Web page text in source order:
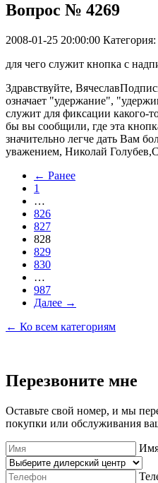
Вопрос № 4269
2008-01-25 20:00:00
для чего служит кнопка с
Здравствуйте,
означает "удержание",
служит для фиксации какого-
бы вы сообщили, где эта
значительно легче дать Вам
уважением, Николай
← Ранее
1
…
826
827
828
829
830
…
987
Далее →
← Ко всем категориям
Перезвоните мне
Оставьте свой номер, и мы
покупки или обслуживания